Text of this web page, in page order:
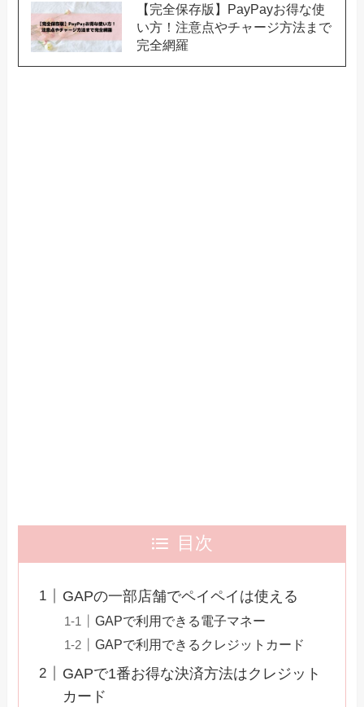
【完全保存版】PayPayお得な使
い方！注意点やチャージ方法まで
完全網羅
目次
GAPの一部店舗でペイペイは使える
GAPで利用できる電子マネー
GAPで利用できるクレジットカード
GAPで1番お得な決済方法はクレジット
カード